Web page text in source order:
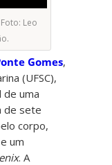
Leo
Gomes,
(UFSC),
uma
de sete
corpo,
um
. A